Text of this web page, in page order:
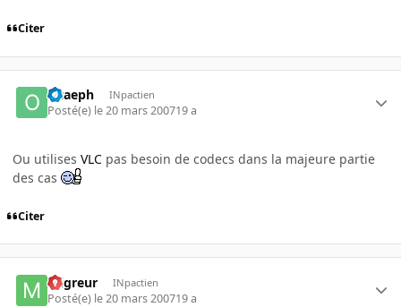
Citer
Ocaeph INpactien
Posté(e) le 20 mars 200719 a
Ou utilises VLC pas besoin de codecs dans la majeure partie
des cas
Citer
migreur INpactien
Posté(e) le 20 mars 200719 a